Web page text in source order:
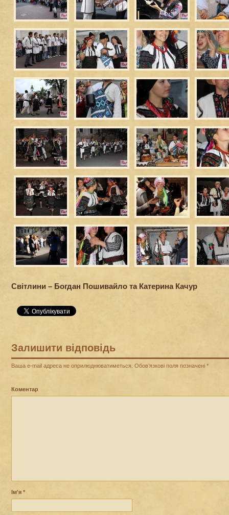
Світлини – Богдан Пошивайло та Катерина Качур
Залишити відповідь
Ваша e-mail адреса не оприлюднюватиметься. Обов’язкові поля позначені *
Коментар
Ім'я *